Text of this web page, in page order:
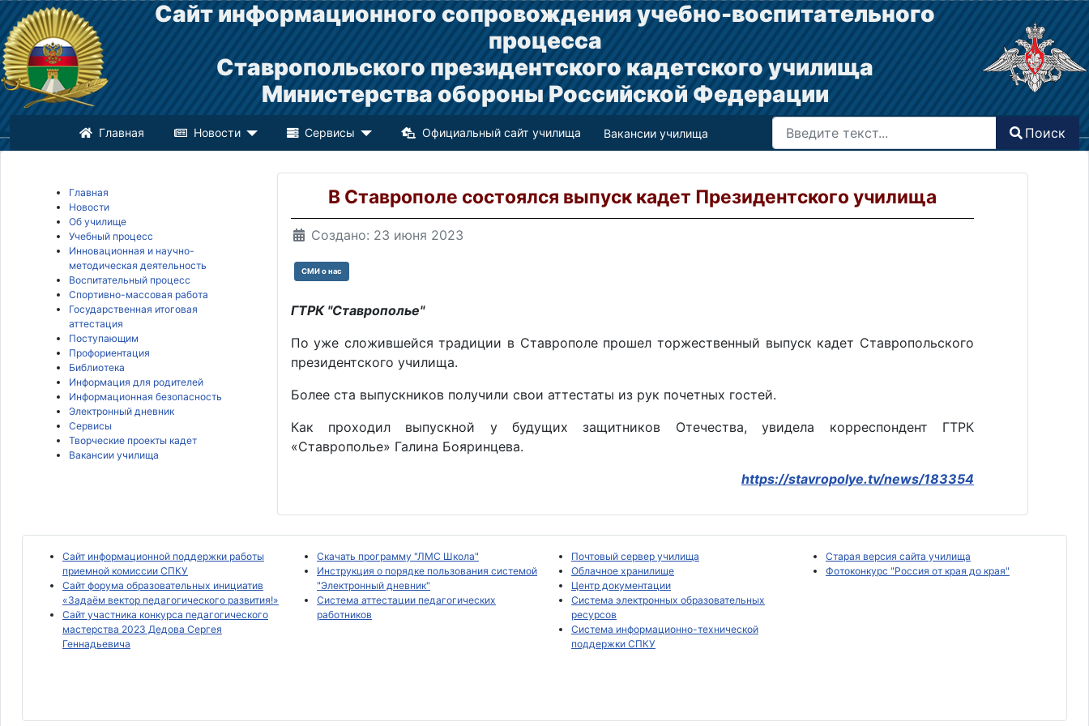
Сайт информационного сопровождения учебно-воспитательного
процесса
Ставропольского президентского кадетского училища
Министерства обороны Российской Федерации
Главная Новости Сервисы Официальный сайт училища Вакансии училища
Поиск
Поиск
Главная
Новости
Об училище
Учебный процесс
Инновационная и научно-
методическая деятельность
Воспитательный процесс
Спортивно-массовая работа
Государственная итоговая
аттестация
Поступающим
Профориентация
Библиотека
Информация для родителей
Информационная безопасность
Электронный дневник
Сервисы
Творческие проекты кадет
Вакансии училища
В Ставрополе состоялся выпуск кадет Президентского училища
Создано: 23 июня 2023
СМИ о нас
ГТРК "Ставрополье"
По уже сложившейся традиции в Ставрополе прошел торжественный выпуск кадет Ставропольского
президентского училища.
Более ста выпускников получили свои аттестаты из рук почетных гостей.
Как проходил выпускной у будущих защитников Отечества, увидела корреспондент ГТРК
«Ставрополье» Галина Бояринцева.
https://stavropolye.tv/news/183354
Сайт информационной поддержки работы
приемной комиссии СПКУ
Сайт форума образовательных инициатив
«Задаём вектор педагогического развития!»
Сайт участника конкурса педагогического
мастерства 2023 Дедова Сергея
Геннадьевича
Скачать программу "ЛМС Школа"
Инструкция о порядке пользования системой
"Электронный дневник"
Система аттестации педагогических
работников
Почтовый сервер училища
Облачное хранилище
Центр документации
Система электронных образовательных
ресурсов
Система информационно-технической
поддержки СПКУ
Старая версия сайта училища
Фотоконкурс "Россия от края до края"